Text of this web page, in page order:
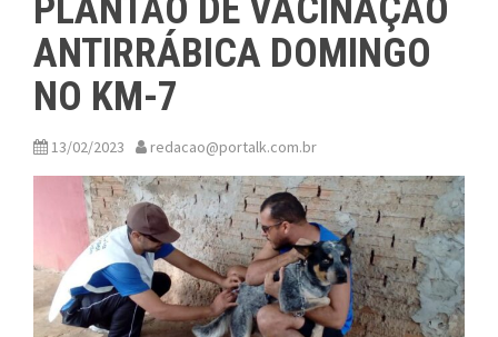
PLANTÃO DE VACINAÇÃO
ANTIRRÁBICA DOMINGO
NO KM-7
13/02/2023 redacao@portalk.com.br